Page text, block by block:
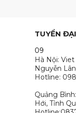
TUYỂN
09
Hà Nội:
Nguyễn
Hotline:
Quảng
Hới, Tỉnh